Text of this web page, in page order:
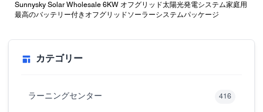
Sunnysky Solar Wholesale 6KW オフグリッド太陽光発電システム家庭用
最高のバッテリー付きオフグリッドソーラーシステムパッケージ
カテゴリー
ラーニングセンター 416